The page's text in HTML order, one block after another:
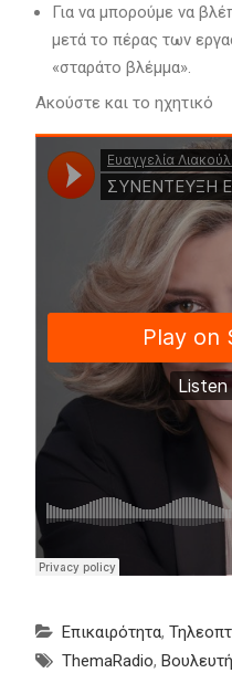
Για να μπορούμε να
μετά το πέρας των
«σταράτο βλέμμα».
Ακούστε και το ηχητικό
Επικαιρότητα,
ThemaRadio,